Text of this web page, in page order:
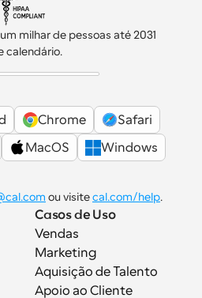
milhar de pessoas até 2031
calendário.
Chrome
Safari
MacOS
Windows
ou visite cal.com/help.
Casos de Uso
Vendas
Marketing
Aquisição de Talento
Apoio ao Cliente